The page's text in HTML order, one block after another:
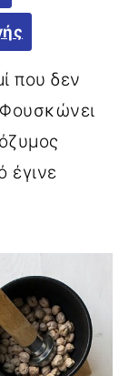
που δεν
Φουσκώνει
έγινε